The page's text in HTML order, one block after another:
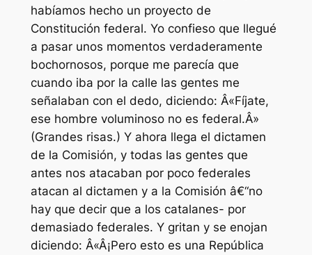
habíamos hecho un proyecto de
Constitución federal. Yo confieso que llegué
a pasar unos momentos verdaderamente
bochornosos, porque me parecía que
cuando iba por la calle las gentes me
señalaban con el dedo, diciendo: Â«Fíjate,
ese hombre voluminoso no es federal.Â»
(Grandes risas.) Y ahora llega el dictamen
de la Comisión, y todas las gentes que
antes nos atacaban por poco federales
atacan al dictamen y a la Comisión â€“no
hay que decir que a los catalanes- por
demasiado federales. Y gritan y se enojan
diciendo: Â«Â¡Pero esto es una República